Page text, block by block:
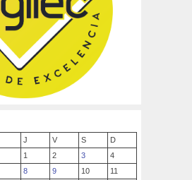
J V S
D
1
2 3
4
8 9 10 11